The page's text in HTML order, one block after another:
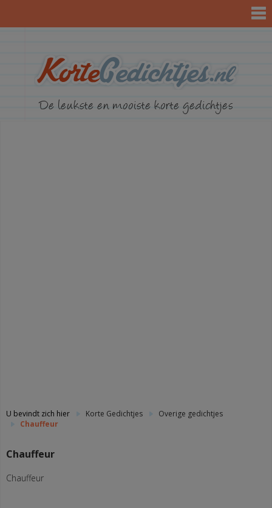
De leukste en mooiste korte gedichtjes
U bevindt zich hier Korte Gedichtjes
Overige gedichtjes
Chauffeur
Chauffeur
Chauffeur